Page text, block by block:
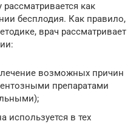
как
бесплодия. Как правило,
врач рассматривает
возможных причин
препаратами
используется в тех